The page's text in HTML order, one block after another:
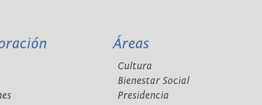
Áreas
Cultura
Bienestar Social
Presidencia